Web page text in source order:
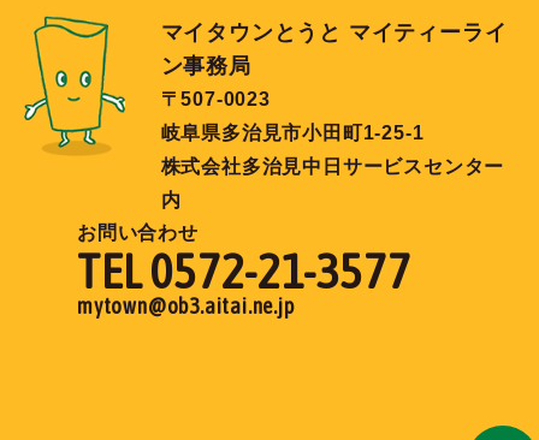
マイタウンとうと マイティーライ
ン事務局
〒507-0023
岐阜県多治見市小田町1-25-1
株式会社多治見中日サービスセンター
内
お問い合わせ
TEL 0572-21-3577
mytown@ob3.aitai.ne.jp